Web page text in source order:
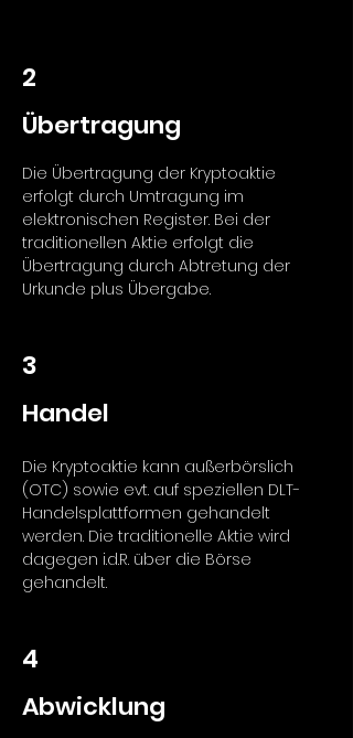
2
Übertragung
Die Übertragung der Kryptoaktie
erfolgt durch Umtragung im
elektronischen Register. Bei der
traditionellen Aktie erfolgt die
Übertragung durch Abtretung der
Urkunde plus Übergabe.
3
Handel
Die Kryptoaktie kann außerbörslich
(OTC) sowie evt. auf speziellen DLT-
Handelsplattformen gehandelt
werden. Die traditionelle Aktie wird
dagegen i.d.R. über die Börse
gehandelt.
4
Abwicklung